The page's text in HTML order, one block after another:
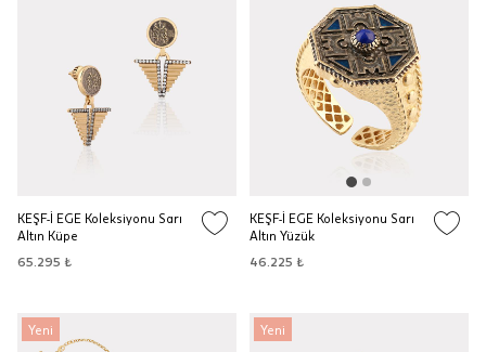
KEŞF-İ EGE Koleksiyonu Sarı
Altın Küpe
65.295 ₺
KEŞF-İ EGE Koleksiyonu Sarı
Altın Yüzük
46.225 ₺
Yeni Yeni